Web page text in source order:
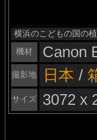
横浜のこどもの国の植
機材
Canon
撮影地 日本 /
サイズ 3072 x